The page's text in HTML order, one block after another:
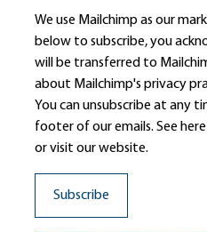
We use Mailchimp as our
below to subscribe, you
will be transferred to
about Mailchimp's privacy
You can unsubscribe at any
footer of our emails. See
or visit our website.